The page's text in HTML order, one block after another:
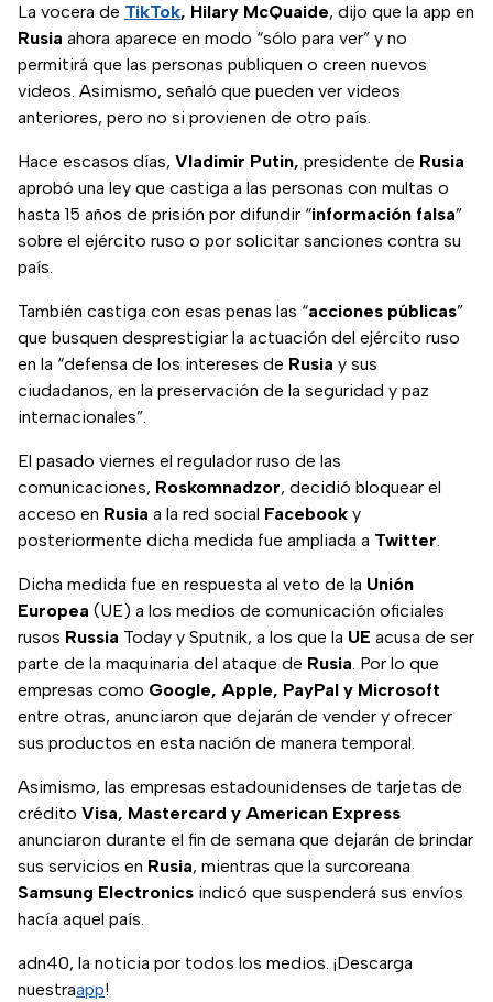
La vocera de TikTok, Hilary McQuaide, dijo que la app en
Rusia ahora aparece en modo “sólo para ver” y no
permitirá que las personas publiquen o creen nuevos
videos. Asimismo, señaló que pueden ver videos
anteriores, pero no si provienen de otro país.
Hace escasos días, Vladimir Putin, presidente de Rusia
aprobó una ley que castiga a las personas con multas o
hasta 15 años de prisión por difundir “información falsa”
sobre el ejército ruso o por solicitar sanciones contra su
país.
También castiga con esas penas las “acciones públicas”
que busquen desprestigiar la actuación del ejército ruso
en la “defensa de los intereses de Rusia y sus
ciudadanos, en la preservación de la seguridad y paz
internacionales”.
El pasado viernes el regulador ruso de las
comunicaciones, Roskomnadzor, decidió bloquear el
acceso en Rusia a la red social Facebook y
posteriormente dicha medida fue ampliada a Twitter.
Dicha medida fue en respuesta al veto de la Unión
Europea (UE) a los medios de comunicación oficiales
rusos Russia Today y Sputnik, a los que la UE acusa de ser
parte de la maquinaria del ataque de Rusia. Por lo que
empresas como Google, Apple, PayPal y Microsoft
entre otras, anunciaron que dejarán de vender y ofrecer
sus productos en esta nación de manera temporal.
Asimismo, las empresas estadounidenses de tarjetas de
crédito Visa, Mastercard y American Express
anunciaron durante el fin de semana que dejarán de brindar
sus servicios en Rusia, mientras que la surcoreana
Samsung Electronics indicó que suspenderá sus envíos
hacía aquel país.
adn40, la noticia por todos los medios. ¡Descarga
nuestraapp!